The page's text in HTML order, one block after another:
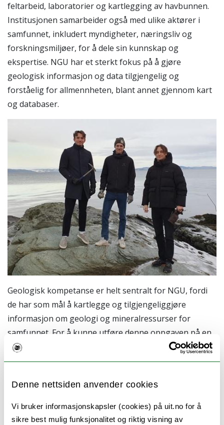
Denne nettsiden anvender cookies
Vi bruker informasjonskapsler (cookies) på uit.no for å
sikre best mulig funksjonalitet og riktig visning av
feltarbeid, laboratorier og kartlegging av havbunnen.
Institusjonen samarbeider også med ulike aktører i
samfunnet, inkludert myndigheter, næringsliv og
forskningsmiljøer, for å dele sin kunnskap og
ekspertise. NGU har et sterkt fokus på å gjøre
geologisk informasjon og data tilgjengelig og
forståelig for allmennheten, blant annet gjennom kart
og databaser.
Geologisk kompetanse er helt sentralt for NGU, fordi
de har som mål å kartlegge og tilgjengeliggjøre
informasjon om geologi og mineralressurser for
samfunnet. For å kunne utføre denne oppgaven på en
troverdig og nøyaktig måte, trenger NGU ansatte med
spesialisert kunnskap om geologiske prosesser og
samles inn fra feltarbeid og laboratorietester og tolke
hva disse dataene betyr for blant annet geologiske
strukturer og mineralforekomster.